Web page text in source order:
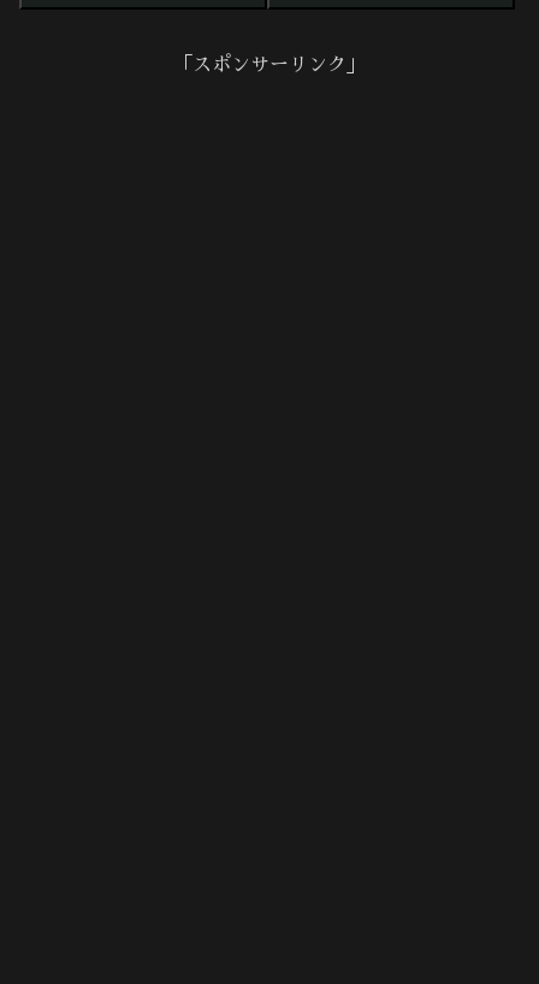
「スポンサーリンク」